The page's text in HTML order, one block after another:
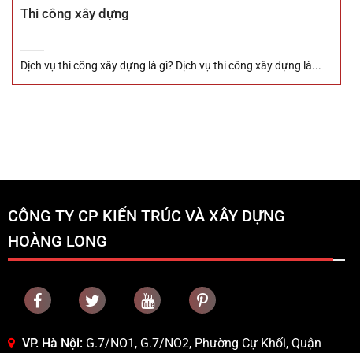
Thi công xây dựng
Dịch vụ thi công xây dựng là gì? Dịch vụ thi công xây dựng là...
CÔNG TY CP KIẾN TRÚC VÀ XÂY DỰNG
HOÀNG LONG
VP. Hà Nội: G.7/NO1, G.7/NO2, Phường Cự Khối, Quận